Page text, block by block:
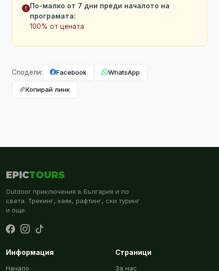
По-малко от 7 дни преди началото на
програмата:
100% от цената
Сподели: Facebook WhatsApp
Копирай линк
EPICTOURS
Outdoor приключения в България и по
света. Трекинг, каяк, рафтинг, ски туринг
и още.
Информация
Начало
Страници
За нас